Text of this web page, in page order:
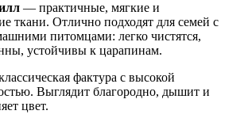
— практичные, мягкие и
ткани. Отлично подходят для семей с
питомцами: легко чистятся,
устойчивы к царапинам.
фактура с высокой
Выглядит благородно, дышит и
цвет.